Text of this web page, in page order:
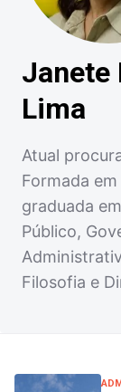
Janete
Lima
Atual
Formada
graduada
Público,
Filosofia e